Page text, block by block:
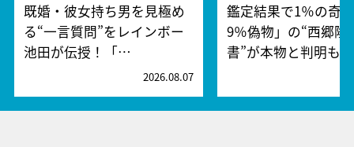
既婚・彼女持ち男を見極め
る“一言質問”をレインボー
池田が伝授！「…
2026.08.07
鑑定結果で1％の奇
9％偽物」の“西郷隆
書”が本物と判明も…